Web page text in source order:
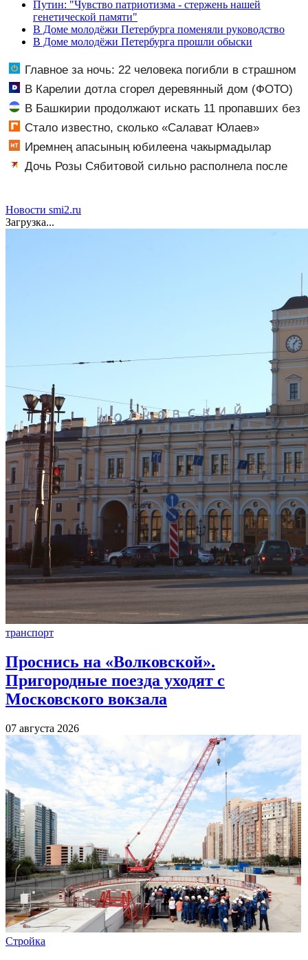
Путин: "Чувство патриотизма - стержень нашей
генетической памяти"
В Доме молодёжи Петербурга поменяли руководство
В Доме молодёжи Петербурга прошли обыски
Главное за ночь: 22 человека погибли в страшном
ДТП, а россияне жалуются на отдых в Турции
В Карелии дотла сгорел деревянный дом (ФОТО)
В Башкирии продолжают искать 11 пропавших без
вестиСтало известно, сколько «Салават Юлаев»
получил от СКА в сделке по Бландиси
Иремнең апасының юбилеена чакырмадылар
Дочь Розы Сябитовой сильно располнела после
Новости smi2.ru
Загрузка...
транспорт
Проснись на «Волковской».
Пригородные поезда уходят с
Московского вокзала
07 августа 2026
Стройка